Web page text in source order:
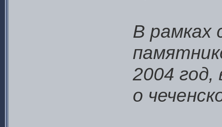
В рамках
2004 год,
о